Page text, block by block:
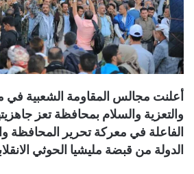
أعلنت مجالس المقاومة الشعبية في
والتعزية والسلام بمحافظة تعز
الفاعلة في معركة تحرير المحافظة
الدولة من قبضة مليشيا الحوثي